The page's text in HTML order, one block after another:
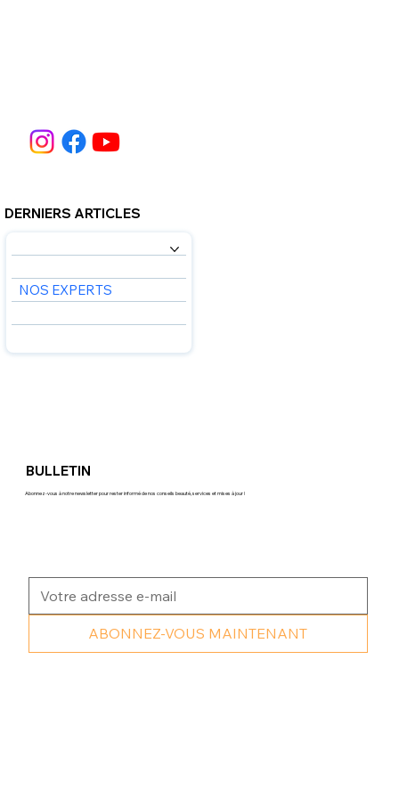
BULLETIN
Abonnez-vous à notre newsletter pour rester informé de nos conseils beauté, services et mises à jour !
ABONNEZ-VOUS MAINTENANT
DERNIERS ARTICLES
NOS EXPERTS